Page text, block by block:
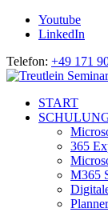
Youtube
LinkedIn
Telefon: +49 171
START
365
M365